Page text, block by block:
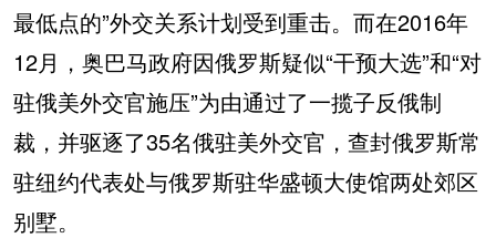
最低点的”外交关系计划受到重击。而在2016年
12月，奥巴马政府因俄罗斯疑似“干预大选”和“对
驻俄美外交官施压”为由通过了一揽子反俄制
裁，并驱逐了35名俄驻美外交官，查封俄罗斯常
驻纽约代表处与俄罗斯驻华盛顿大使馆两处郊区
别墅。